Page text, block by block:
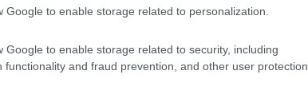
Google to enable storage related to personalization.
Google to enable storage related to security, including
functionality and fraud prevention, and other user protection.